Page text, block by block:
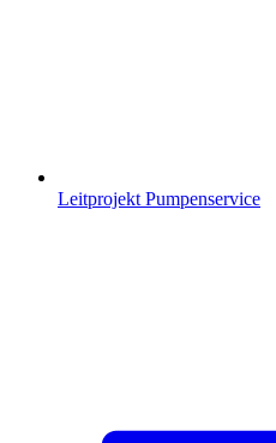
Leitprojekt Pumpenservice